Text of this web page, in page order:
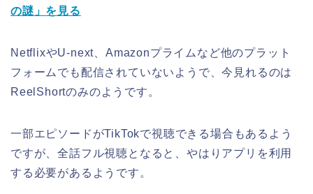
の謎 」 を見る
NetflixやU-next、Amazonプライムなど他のプラット
フォームでも配信されていないようで、今見れるのは
ReelShortのみのようです。
一部エピソードがTikTokで視聴できる場合もあるよう
ですが、全話フル視聴となると、やはりアプリを利用
する必要があるようです。